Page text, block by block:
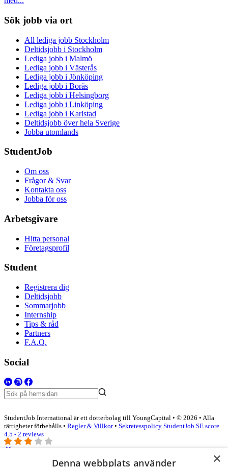
Sök jobb via ort
All lediga jobb Stockholm
Deltidsjobb i Stockholm
Lediga jobb i Malmö
Lediga jobb i Västerås
Lediga jobb i Jönköping
Lediga jobb i Borås
Lediga jobb i Helsingborg
Lediga jobb i Linköping
Lediga jobb i Karlstad
Deltidsjobb över hela Sverige
Jobba utomlands
StudentJob
Om oss
Frågor & Svar
Kontakta oss
Jobba för oss
Arbetsgivare
Hitta personal
Företagsprofil
Student
Registrera dig
Deltidsjobb
Sommarjobb
Internship
Tips & råd
Partners
F.A.Q.
Social
StudentJob International är ett dotterbolag till YoungCapital • © 2026 • Alla
rättigheter förbehålls • Regler & Villkor• Sekretesspolicy StudentJob SE score
4.5 - 2 reviews
×
Denna webbplats använder